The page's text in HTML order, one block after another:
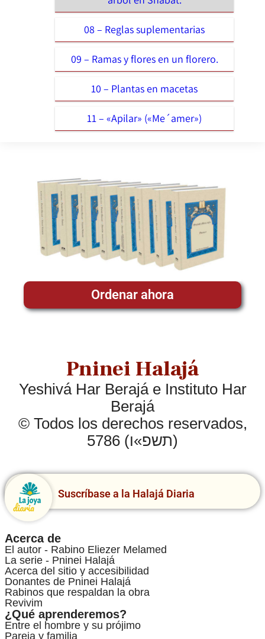
08 – Reglas suplementarias
09 – Ramas y flores en un florero.
10 – Plantas en macetas
11 – «Apilar» («Me´amer»)
Ordenar ahora
Pninei Halajá
Yeshivá Har Berajá e Instituto Har
Berajá
© Todos los derechos reservados,
5786 (תשפ»ו)
Suscríbase a la Halajá Diaria
Acerca de
El autor - Rabino Eliezer Melamed
La serie - Pninei Halajá
Acerca del sitio y accesibilidad
Donantes de Pninei Halajá
Rabinos que respaldan la obra
Revivim
¿Qué aprenderemos?
Entre el hombre y su prójimo
Pareja y familia